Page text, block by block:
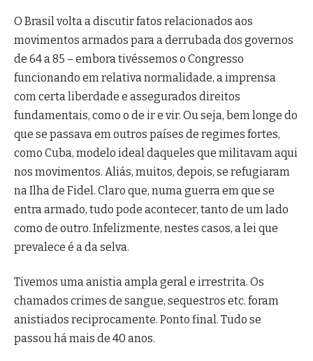
O Brasil volta a discutir fatos relacionados aos
movimentos armados para a derrubada dos governos
de 64 a 85 – embora tivéssemos o Congresso
funcionando em relativa normalidade, a imprensa
com certa liberdade e assegurados direitos
fundamentais, como o de ir e vir. Ou seja, bem longe do
que se passava em outros países de regimes fortes,
como Cuba, modelo ideal daqueles que militavam aqui
nos movimentos. Aliás, muitos, depois, se refugiaram
na Ilha de Fidel. Claro que, numa guerra em que se
entra armado, tudo pode acontecer, tanto de um lado
como de outro. Infelizmente, nestes casos, a lei que
prevalece é a da selva.
Tivemos uma anistia ampla geral e irrestrita. Os
chamados crimes de sangue, sequestros etc. foram
anistiados reciprocamente. Ponto final. Tudo se
passou há mais de 40 anos.